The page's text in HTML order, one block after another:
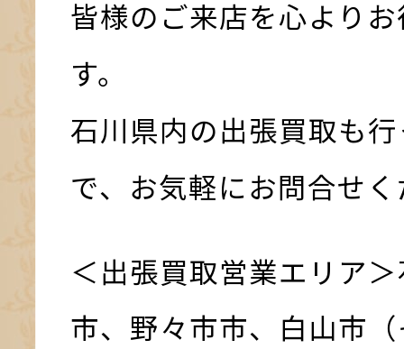
皆様のご来店を心より
す。
石川県内の出張買取も
で、お気軽にお問合せ
＜出張買取営業エリア
市、野々市市、白山市